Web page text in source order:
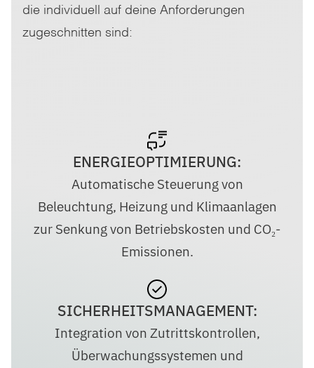
die individuell auf deine Anforderungen
zugeschnitten sind:
ENERGIEOPTIMIERUNG:
Automatische Steuerung von
Beleuchtung, Heizung und Klimaanlagen
zur Senkung von Betriebskosten und CO₂-
Emissionen.
SICHERHEITSMANAGEMENT:
Integration von Zutrittskontrollen,
Überwachungssystemen und